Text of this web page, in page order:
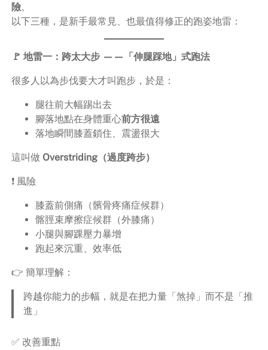
險。
以下三種，是新手最常見、也最值得修正的跑姿地雷：
🚩 地雷一：跨太大步 ——「伸腿踩地」式跑法
很多人以為步伐要大才叫跑步，於是：
腿往前大幅踢出去
腳落地點在身體重心前方很遠
落地瞬間膝蓋鎖住、震盪很大
這叫做 Overstriding（過度跨步）
❗ 風險
膝蓋前側痛（髕骨疼痛症候群）
髂脛束摩擦症候群（外膝痛）
小腿與腳踝壓力暴增
跑起來沉重、效率低
👉 簡單理解：
跨越你能力的步幅，就是在把力量「煞掉」而不是「推
進」
✅ 改善重點